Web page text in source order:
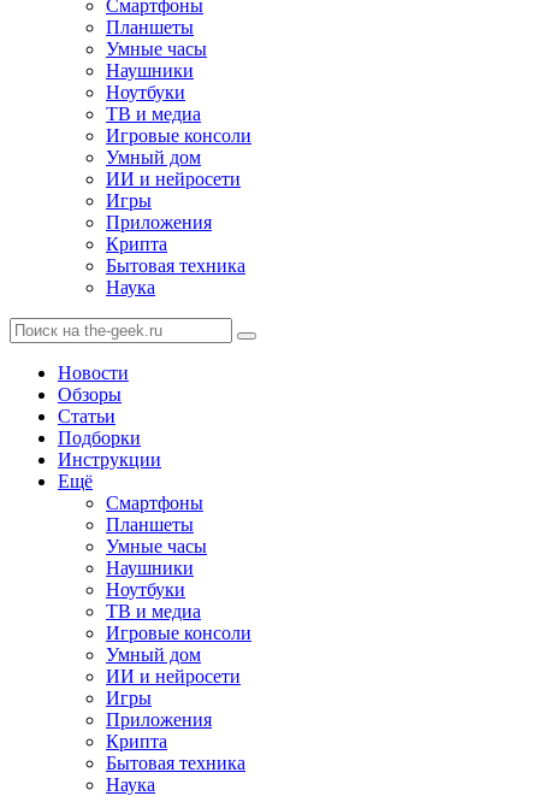
Смартфоны
Планшеты
Умные часы
Наушники
Ноутбуки
ТВ и медиа
Игровые консоли
Умный дом
ИИ и нейросети
Игры
Приложения
Крипта
Бытовая техника
Наука
Новости
Обзоры
Статьи
Подборки
Инструкции
Ещё
Смартфоны
Планшеты
Умные часы
Наушники
Ноутбуки
ТВ и медиа
Игровые консоли
Умный дом
ИИ и нейросети
Игры
Приложения
Крипта
Бытовая техника
Наука